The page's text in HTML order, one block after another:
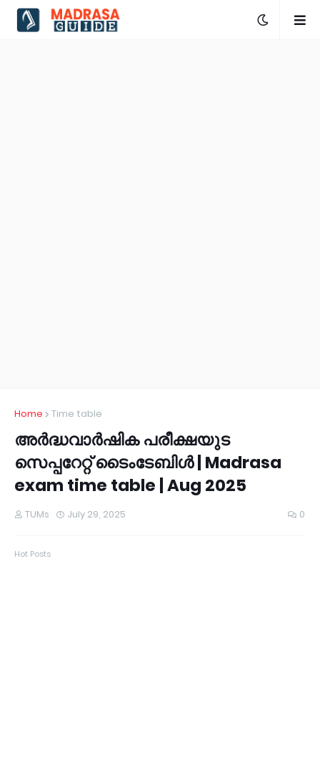
Home Time table
അർദ്ധവാർഷിക പരീക്ഷയുട
സെപ്പറേറ്റ് ടൈംടേബിൾ | Madrasa
exam time table | Aug 2025
TUMs July 29, 2025 0
Hot Posts